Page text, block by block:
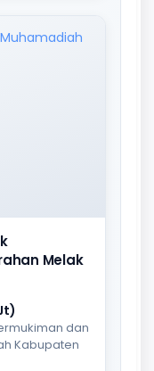
Melak
dan
Kabupaten